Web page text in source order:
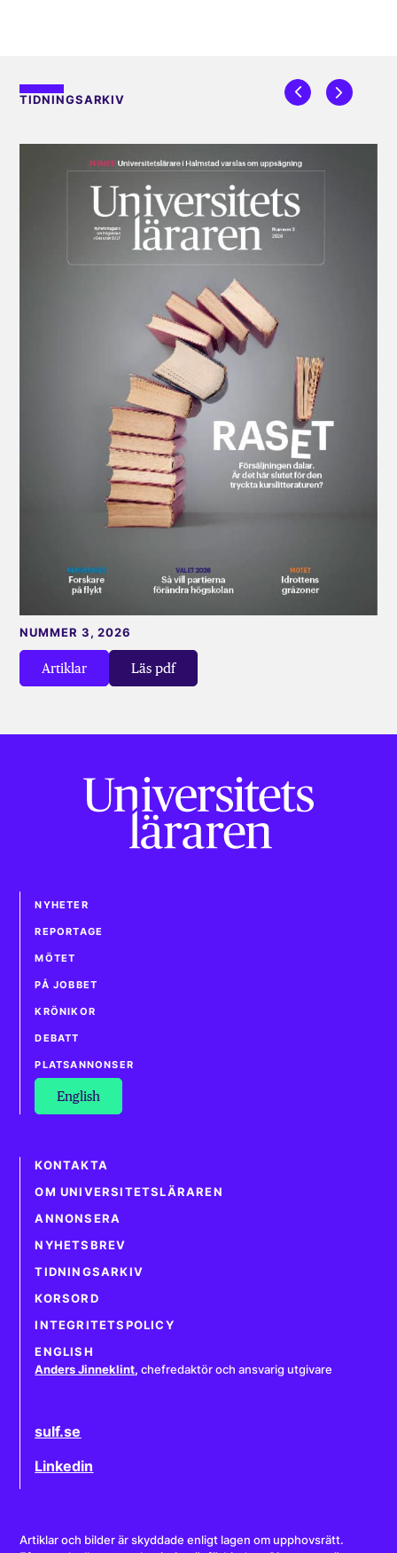
TIDNINGSARKIV
Artiklar Läs pdf
NUMMER 3, 2026
NYHETER
REPORTAGE
MÖTET
PÅ JOBBET
KRÖNIKOR
DEBATT
PLATSANNONSER
English
KONTAKTA
OM UNIVERSITETSLÄRAREN
ANNONSERA
NYHETSBREV
TIDNINGSARKIV
KORSORD
INTEGRITETSPOLICY
ENGLISH
Anders Jinneklint, chefredaktör och ansvarig utgivare
sulf.se
Linkedin
Artiklar och bilder är skyddade enligt lagen om upphovsrätt.